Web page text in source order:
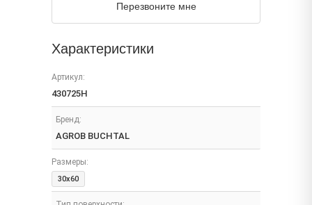
Перезвоните мне
Характеристики
Артикул:
430725H
Бренд:
AGROB BUCHTAL
Размеры:
30x60